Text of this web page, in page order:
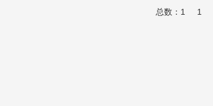
总数：1 1